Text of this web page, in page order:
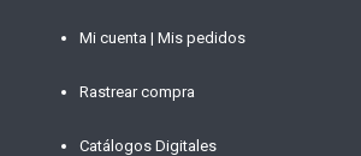
Mi cuenta | Mis pedidos
Rastrear compra
Catálogos Digitales